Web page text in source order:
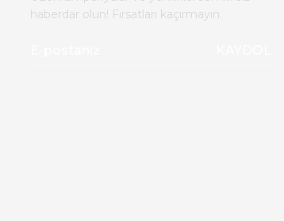
haberdar olun! Fırsatları kaçırmayın.